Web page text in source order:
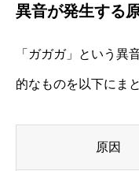
異音が発生する
「ガガガ」という異
的なものを以下にま
原因